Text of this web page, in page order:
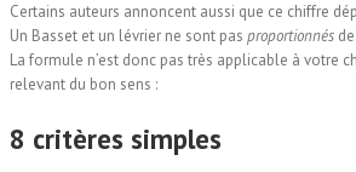
Certains auteurs annoncent aussi que ce chiffre
Un Basset et un lévrier ne sont pas proportionnés
La formule n’est donc pas très applicable à votre
relevant du bon sens :
8 critères simples